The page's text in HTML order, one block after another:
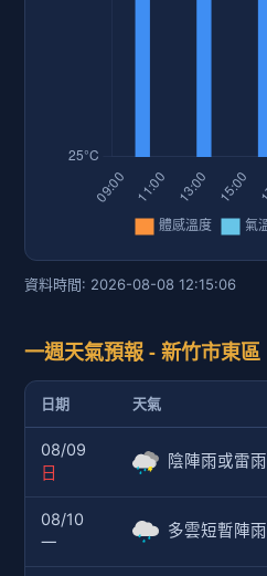
資料時間: 2026-08-08 12:15:06
一週天氣預報 - 新竹市東區
日期 天氣
08/09
日
陰陣雨或雷雨
08/10
一
多雲短暫陣雨